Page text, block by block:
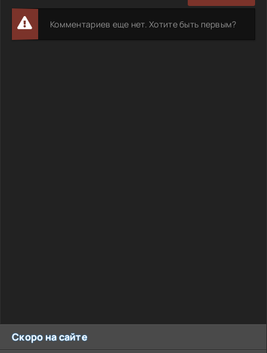
Скоро на сайте
Комментариев еще нет. Хотите быть первым?